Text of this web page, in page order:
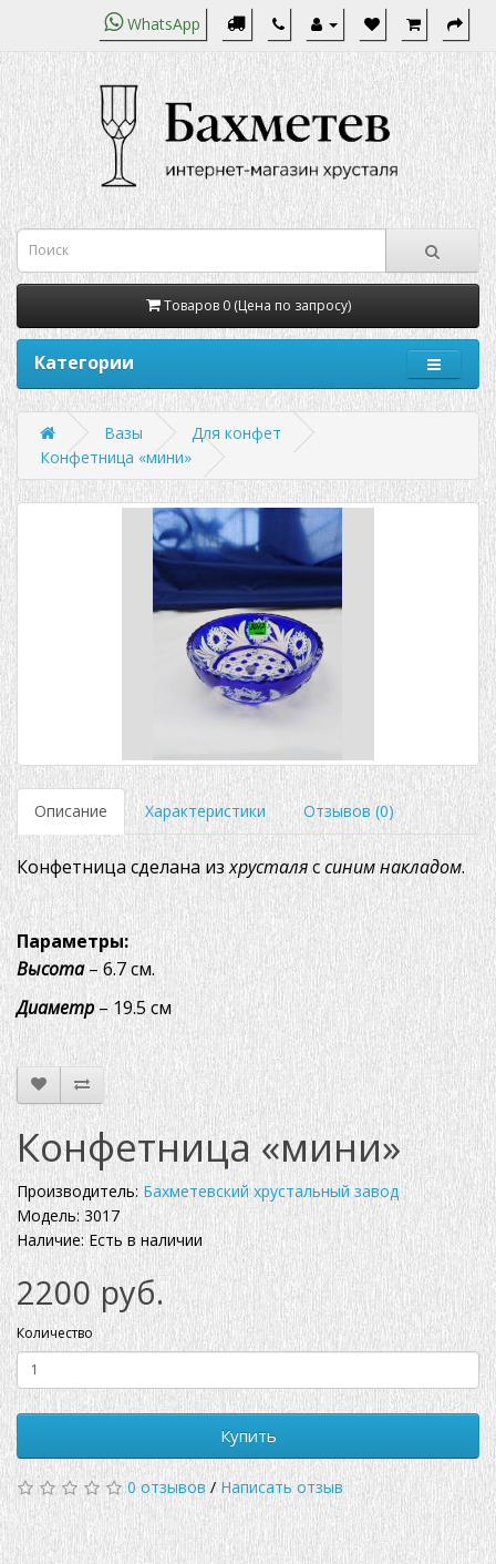
WhatsApp
Товаров 0 (Цена по запросу)
Категории
Вазы
Для конфет
Конфетница «мини»
Описание Характеристики Отзывов (0)
Конфетница сделана изхрусталяссинимнакладом.
Параметры:
Высота– 6.7 см.
Диаметр– 19.5 см
Конфетница «мини»
Производитель: Бахметевский хрустальный завод
Модель: 3017
Наличие: Есть в наличии
2200 руб.
Количество
Купить
0 отзывов/ Написать отзыв